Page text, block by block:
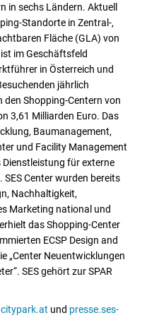
in sechs Ländern. Aktuell
Standorte in Zentral-,
Fläche (GLA) von
im Geschäftsfeld
in Österreich und
jährlich
Shopping-Centern von
3,61 Milliarden Euro. Das
Baumanagement,
und Facility Management
Dienstleistung für externe
Center wurden bereits
Nachhaltigkeit,
Marketing national und
das Shopping-Center
ECSP Design and
„Center Neuentwicklungen
SES gehört zur SPAR
und presse.ses-